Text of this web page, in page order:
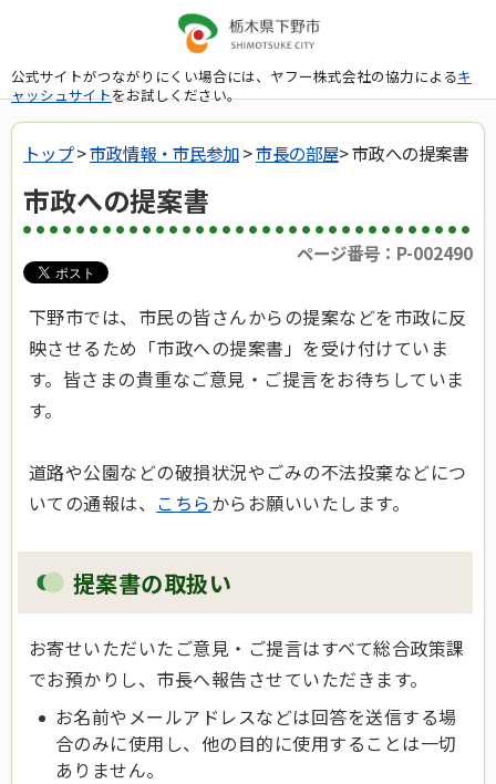
公式サイトがつながりにくい場合には、ヤフー株式会社の協力によるキ
ャッシュサイトをお試しください。
トップ>市政情報・市民参加>市長の部屋> 市政への提案書
市政への提案書
ページ番号：P-002490
下野市では、市民の皆さんからの提案などを市政に反
映させるため「市政への提案書」を受け付けていま
す。皆さまの貴重なご意見・ご提言をお待ちしていま
す。
道路や公園などの破損状況やごみの不法投棄などにつ
いての通報は、 こちらからお願いいたします。
提案書の取扱い
お寄せいただいたご意見・ご提言はすべて総合政策課
でお預かりし、市長へ報告させていただきます。
お名前やメールアドレスなどは回答を送信する場
合のみに使用し、他の目的に使用することは一切
ありません。